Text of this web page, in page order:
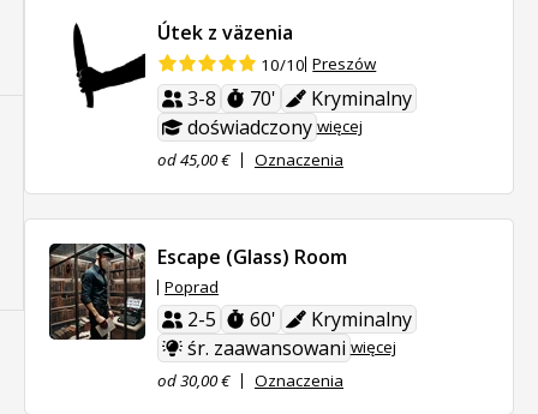
Útek z väzenia
10/10 Preszów
3-8 70'
Kryminalny
doświadczony więcej
od 45,00 €
Oznaczenia
Escape (Glass) Room
Poprad
2-5 60'
Kryminalny
śr. zaawansowani więcej
od 30,00 €
Oznaczenia